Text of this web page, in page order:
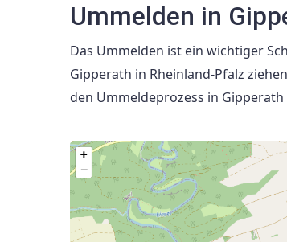
Ummelden in
Das Ummelden ist ein wichtiger
Gipperath in Rheinland-Pfalz
den Ummeldeprozess in